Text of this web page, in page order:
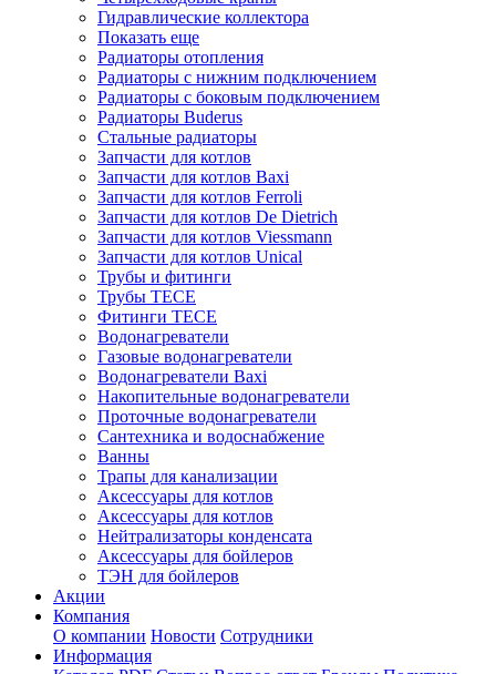
Гидравлические коллектора
Показать еще
Радиаторы отопления
Радиаторы с нижним подключением
Радиаторы с боковым подключением
Радиаторы Buderus
Стальные радиаторы
Запчасти для котлов
Запчасти для котлов Baxi
Запчасти для котлов Ferroli
Запчасти для котлов De Dietrich
Запчасти для котлов Viessmann
Запчасти для котлов Unical
Трубы и фитинги
Трубы TECE
Фитинги TECE
Водонагреватели
Газовые водонагреватели
Водонагреватели Baxi
Накопительные водонагреватели
Проточные водонагреватели
Сантехника и водоснабжение
Ванны
Трапы для канализации
Аксессуары для котлов
Аксессуары для котлов
Нейтрализаторы конденсата
Аксессуары для бойлеров
ТЭН для бойлеров
Акции
Компания
О компании Новости Сотрудники
Информация